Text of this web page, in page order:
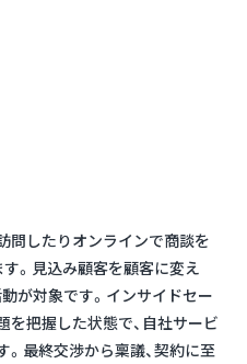
問したりオンラインで商談を
。 見込み顧客を顧客に変え
が対象です。インサイドセー
把握した状態で、自社サービ
最終交渉から稟議、契約に至